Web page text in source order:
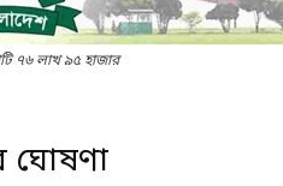
৭৬ লাখ ৯৫ হাজার
ঘোষণা